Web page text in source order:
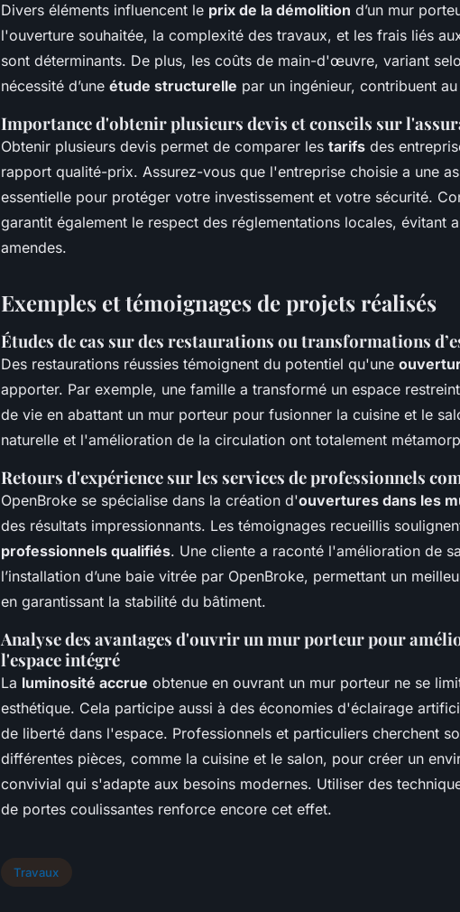
Divers éléments influencent le prix de la démolition d’un mur
l'ouverture souhaitée, la complexité des travaux, et les frais liés
sont déterminants. De plus, les coûts de main-d'œuvre, variant
nécessité d’une étude structurelle par un ingénieur, contribuent
Importance d'obtenir plusieurs devis et conseils sur
Obtenir plusieurs devis permet de comparer les tarifs des
rapport qualité-prix. Assurez-vous que l'entreprise choisie a une
essentielle pour protéger votre investissement et votre sécurité.
garantit également le respect des réglementations locales, évitant
amendes.
Exemples et témoignages de projets réalisés
Études de cas sur des restaurations ou transformations
Des restaurations réussies témoignent du potentiel qu'une
apporter. Par exemple, une famille a transformé un espace
de vie en abattant un mur porteur pour fusionner la cuisine et le
naturelle et l'amélioration de la circulation ont totalement
Retours d'expérience sur les services de professionnels
OpenBroke se spécialise dans la création d'ouvertures dans les
des résultats impressionnants. Les témoignages recueillis
professionnels qualifiés. Une cliente a raconté l'amélioration de
l’installation d’une baie vitrée par OpenBroke, permettant un
en garantissant la stabilité du bâtiment.
Analyse des avantages d'ouvrir un mur porteur pour
l'espace intégré
La luminosité accrue obtenue en ouvrant un mur porteur ne se
esthétique. Cela participe aussi à des économies d'éclairage
de liberté dans l'espace. Professionnels et particuliers cherchent
différentes pièces, comme la cuisine et le salon, pour créer un
convivial qui s'adapte aux besoins modernes. Utiliser des
de portes coulissantes renforce encore cet effet.
Travaux